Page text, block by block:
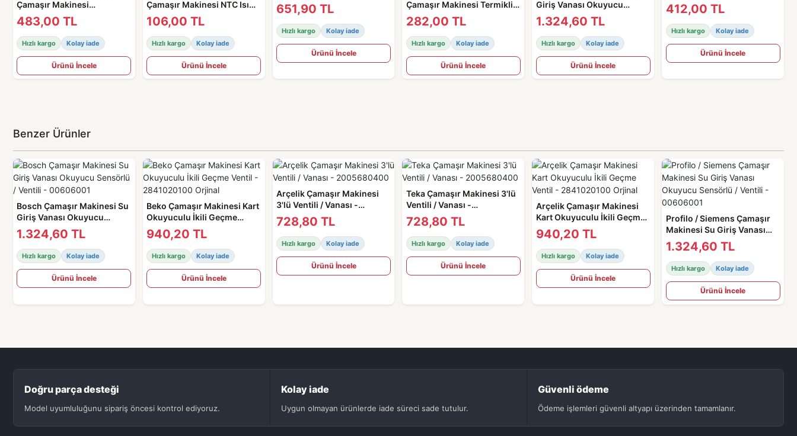
Çamaşır Makinesi
Amortisör 3 Adet Pimli
483,00 TL
Hızlı kargo Kolay iade
Ürünü İncele
Çamaşır Makinesi NTC Isı
Sensörü
106,00 TL
Hızlı kargo Kolay iade
Ürünü İncele
Amortisör
651,90 TL
Hızlı kargo Kolay iade
Ürünü İncele
Çamaşır Makinesi Termikli
Rezistans Artiko
282,00 TL
Hızlı kargo Kolay iade
Ürünü İncele
Giriş Vanası Okuyucu
Sensörlü / Ventili
1.324,60 TL
Hızlı kargo Kolay iade
Ürünü İncele
412,00 TL
Hızlı kargo Kolay iade
Ürünü İncele
Benzer Ürünler
Bosch Çamaşır Makinesi Su
Giriş Vanası Okuyucu
Sensörlü / Ventili -
00606001
1.324,60 TL
Hızlı kargo Kolay iade
Ürünü İncele
Beko Çamaşır Makinesi Kart
Okuyuculu İkili Geçme
Ventil - 2841020100 Orjinal
940,20 TL
Hızlı kargo Kolay iade
Ürünü İncele
Arçelik Çamaşır Makinesi
3'lü Ventili / Vanası -
2005680400
728,80 TL
Hızlı kargo Kolay iade
Ürünü İncele
Teka Çamaşır Makinesi 3'lü
Ventili / Vanası -
2005680400
728,80 TL
Hızlı kargo Kolay iade
Ürünü İncele
Arçelik Çamaşır Makinesi
Kart Okuyuculu İkili Geçme
Ventil - 2841020100 Orjinal
940,20 TL
Hızlı kargo Kolay iade
Ürünü İncele
Profilo / Siemens Çamaşır
Makinesi Su Giriş Vanası
Okuyucu Sensörlü / Ventili -
00606001
1.324,60 TL
Hızlı kargo Kolay iade
Ürünü İncele
Doğru parça desteği
Model uyumluluğunu sipariş öncesi kontrol ediyoruz.
Kolay iade
Uygun olmayan ürünlerde iade süreci sade tutulur.
Güvenli ödeme
Ödeme işlemleri güvenli altyapı üzerinden tamamlanır.